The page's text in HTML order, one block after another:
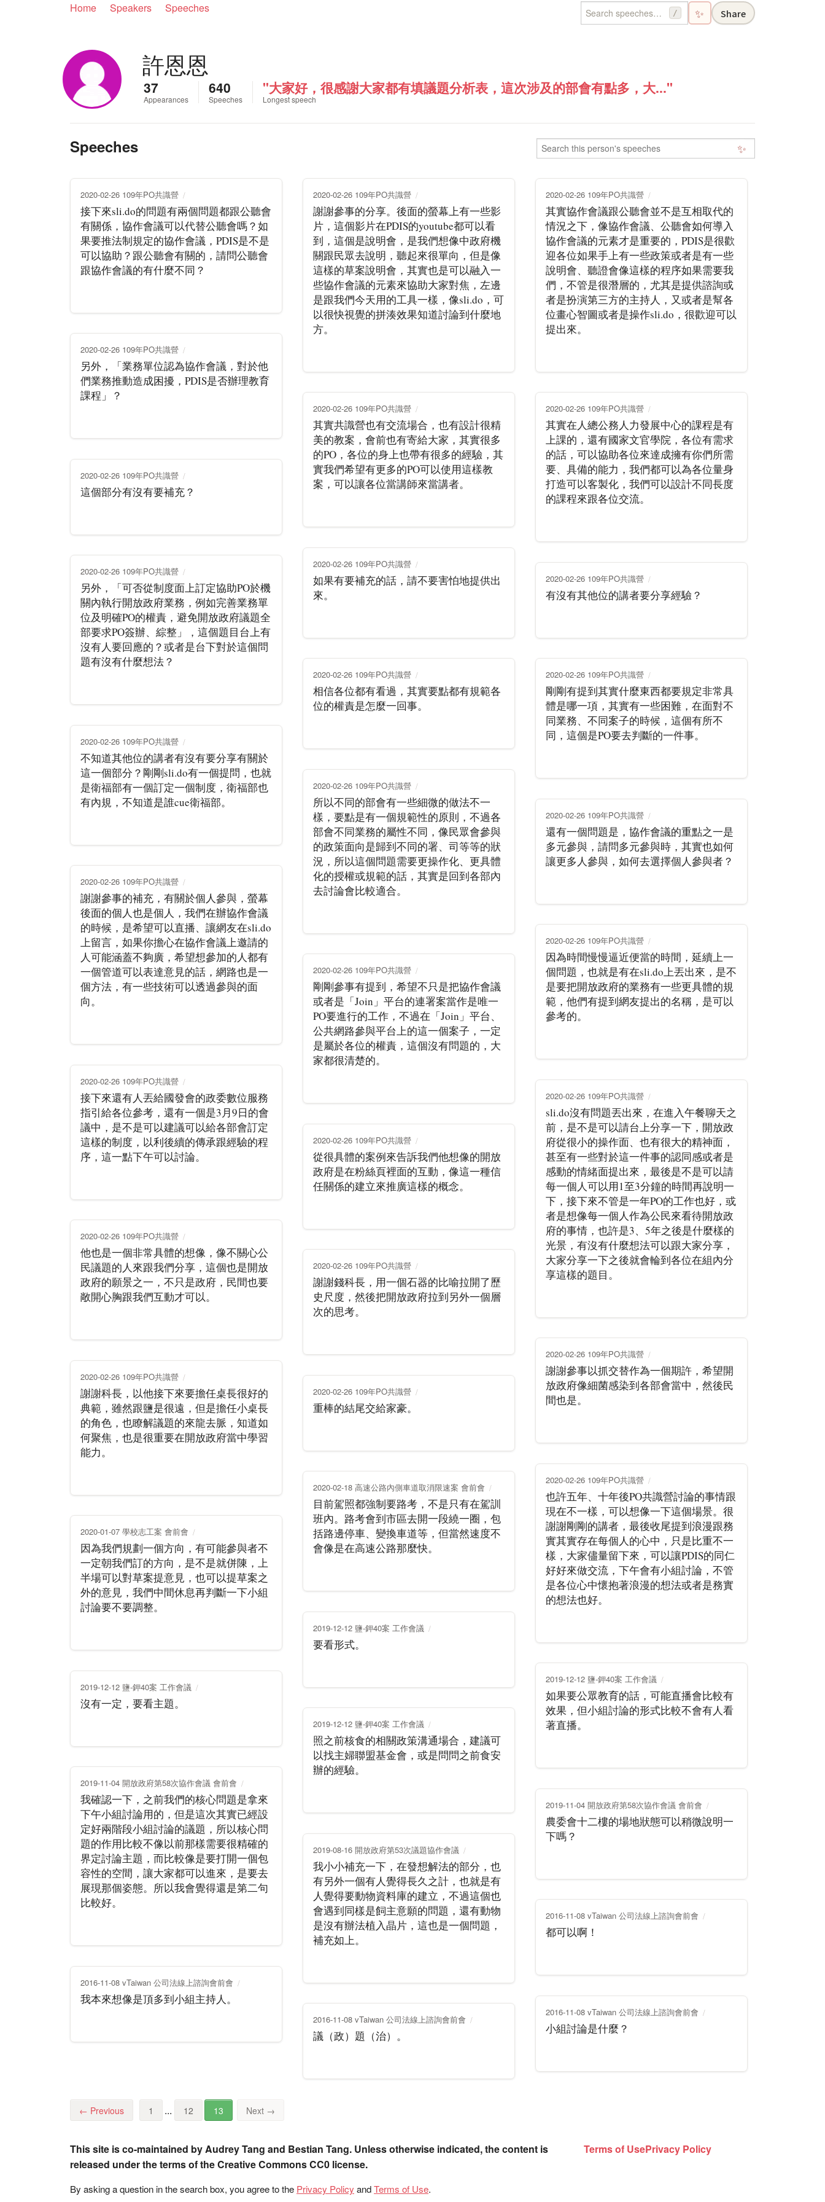
Home Speakers Speeches / ✨ Share
許恩恩
37
Appearances
640
Speeches
"大家好，很感謝大家都有填議題分析表，這次涉及的部會有點多，大..."
Longest speech
Speeches ✨
2020-02-26 109年PO共識營
接下來sli.do的問題有兩個問題都跟公聽會
有關係，協作會議可以代替公聽會嗎？如
果要推法制規定的協作會議，PDIS是不是
可以協助？跟公聽會有關的，請問公聽會
跟協作會議的有什麼不同？
2020-02-26 109年PO共識營
謝謝參事的分享。後面的螢幕上有一些影
片，這個影片在PDIS的youtube都可以看
到，這個是說明會，是我們想像中政府機
關跟民眾去說明，聽起來很單向，但是像
這樣的草案說明會，其實也是可以融入一
些協作會議的元素來協助大家對焦，左邊
是跟我們今天用的工具一樣，像sli.do，可
以很快視覺的拼湊效果知道討論到什麼地
方。
2020-02-26 109年PO共識營
其實協作會議跟公聽會並不是互相取代的
情況之下，像協作會議、公聽會如何導入
協作會議的元素才是重要的，PDIS是很歡
迎各位如果手上有一些政策或者是有一些
說明會、聽證會像這樣的程序如果需要我
們，不管是很潛層的，尤其是提供諮詢或
者是扮演第三方的主持人，又或者是幫各
位畫心智圖或者是操作sli.do，很歡迎可以
提出來。
2020-02-26 109年PO共識營
另外，「業務單位認為協作會議，對於他
們業務推動造成困擾，PDIS是否辦理教育
課程」？
2020-02-26 109年PO共識營
其實共識營也有交流場合，也有設計很精
美的教案，會前也有寄給大家，其實很多
的PO，各位的身上也帶有很多的經驗，其
實我們希望有更多的PO可以使用這樣教
案，可以讓各位當講師來當講者。
2020-02-26 109年PO共識營
其實在人總公務人力發展中心的課程是有
上課的，還有國家文官學院，各位有需求
的話，可以協助各位來達成擁有你們所需
要、具備的能力，我們都可以為各位量身
打造可以客製化，我們可以設計不同長度
的課程來跟各位交流。
2020-02-26 109年PO共識營
這個部分有沒有要補充？
2020-02-26 109年PO共識營
如果有要補充的話，請不要害怕地提供出
來。
2020-02-26 109年PO共識營
另外，「可否從制度面上訂定協助PO於機
關內執行開放政府業務，例如完善業務單
位及明確PO的權責，避免開放政府議題全
部要求PO簽辦、綜整」，這個題目台上有
沒有人要回應的？或者是台下對於這個問
題有沒有什麼想法？
2020-02-26 109年PO共識營
有沒有其他位的講者要分享經驗？
2020-02-26 109年PO共識營
相信各位都有看過，其實要點都有規範各
位的權責是怎麼一回事。
2020-02-26 109年PO共識營
剛剛有提到其實什麼東西都要規定非常具
體是哪一項，其實有一些困難，在面對不
同業務、不同案子的時候，這個有所不
同，這個是PO要去判斷的一件事。
2020-02-26 109年PO共識營
不知道其他位的講者有沒有要分享有關於
這一個部分？剛剛sli.do有一個提問，也就
是衛福部有一個訂定一個制度，衛福部也
有內規，不知道是誰cue衛福部。
2020-02-26 109年PO共識營
所以不同的部會有一些細微的做法不一
樣，要點是有一個規範性的原則，不過各
部會不同業務的屬性不同，像民眾會參與
的政策面向是歸到不同的署、司等等的狀
況，所以這個問題需要更操作化、更具體
化的授權或規範的話，其實是回到各部內
去討論會比較適合。
2020-02-26 109年PO共識營
還有一個問題是，協作會議的重點之一是
多元參與，請問多元參與時，其實也如何
讓更多人參與，如何去選擇個人參與者？
2020-02-26 109年PO共識營
謝謝參事的補充，有關於個人參與，螢幕
後面的個人也是個人，我們在辦協作會議
的時候，是希望可以直播、讓網友在sli.do
上留言，如果你擔心在協作會議上邀請的
人可能涵蓋不夠廣，希望想參加的人都有
一個管道可以表達意見的話，網路也是一
個方法，有一些技術可以透過參與的面
向。
2020-02-26 109年PO共識營
因為時間慢慢逼近便當的時間，延續上一
個問題，也就是有在sli.do上丟出來，是不
是要把開放政府的業務有一些更具體的規
範，他們有提到網友提出的名稱，是可以
參考的。
2020-02-26 109年PO共識營
剛剛參事有提到，希望不只是把協作會議
或者是「Join」平台的連署案當作是唯一
PO要進行的工作，不過在「Join」平台、
公共網路參與平台上的這一個案子，一定
是屬於各位的權責，這個沒有問題的，大
家都很清楚的。
2020-02-26 109年PO共識營
接下來還有人丟給國發會的政委數位服務
指引給各位參考，還有一個是3月9日的會
議中，是不是可以建議可以給各部會訂定
這樣的制度，以利後續的傳承跟經驗的程
序，這一點下午可以討論。
2020-02-26 109年PO共識營
sli.do沒有問題丟出來，在進入午餐聊天之
前，是不是可以請台上分享一下，開放政
府從很小的操作面、也有很大的精神面，
甚至有一些對於這一件事的認同感或者是
感動的情緒面提出來，最後是不是可以請
每一個人可以用1至3分鐘的時間再說明一
下，接下來不管是一年PO的工作也好，或
者是想像每一個人作為公民來看待開放政
府的事情，也許是3、5年之後是什麼樣的
光景，有沒有什麼想法可以跟大家分享，
大家分享一下之後就會輪到各位在組內分
享這樣的題目。
2020-02-26 109年PO共識營
從很具體的案例來告訴我們他想像的開放
政府是在粉絲頁裡面的互動，像這一種信
任關係的建立來推廣這樣的概念。
2020-02-26 109年PO共識營
他也是一個非常具體的想像，像不關心公
民議題的人來跟我們分享，這個也是開放
政府的願景之一，不只是政府，民間也要
敞開心胸跟我們互動才可以。
2020-02-26 109年PO共識營
謝謝錢科長，用一個石器的比喻拉開了歷
史尺度，然後把開放政府拉到另外一個層
次的思考。
2020-02-26 109年PO共識營
謝謝參事以抓交替作為一個期許，希望開
放政府像細菌感染到各部會當中，然後民
間也是。
2020-02-26 109年PO共識營
謝謝科長，以他接下來要擔任桌長很好的
典範，雖然跟鹽是很遠，但是擔任小桌長
的角色，也瞭解議題的來龍去脈，知道如
何聚焦，也是很重要在開放政府當中學習
能力。
2020-02-26 109年PO共識營
重棒的結尾交給家豪。
2020-02-26 109年PO共識營
也許五年、十年後PO共識營討論的事情跟
現在不一樣，可以想像一下這個場景。很
謝謝剛剛的講者，最後收尾提到浪漫跟務
實其實存在每個人的心中，只是比重不一
樣，大家儘量留下來，可以讓PDIS的同仁
好好來做交流，下午會有小組討論，不管
是各位心中懷抱著浪漫的想法或者是務實
的想法也好。
2020-02-18 高速公路內側車道取消限速案 會前會
目前駕照都強制要路考，不是只有在駕訓
班內。路考會到市區去開一段繞一圈，包
括路邊停車、變換車道等，但當然速度不
會像是在高速公路那麼快。
2020-01-07 學校志工案 會前會
因為我們規劃一個方向，有可能參與者不
一定朝我們訂的方向，是不是就併陳，上
半場可以對草案提意見，也可以提草案之
外的意見，我們中間休息再判斷一下小組
討論要不要調整。
2019-12-12 鹽-鉀40案 工作會議
要看形式。
2019-12-12 鹽-鉀40案 工作會議
如果要公眾教育的話，可能直播會比較有
效果，但小組討論的形式比較不會有人看
著直播。
2019-12-12 鹽-鉀40案 工作會議
沒有一定，要看主題。
2019-12-12 鹽-鉀40案 工作會議
照之前核食的相關政策溝通場合，建議可
以找主婦聯盟基金會，或是問問之前食安
辦的經驗。
2019-11-04 開放政府第58次協作會議 會前會
我確認一下，之前我們的核心問題是拿來
下午小組討論用的，但是這次其實已經設
定好兩階段小組討論的議題，所以核心問
題的作用比較不像以前那樣需要很精確的
界定討論主題，而比較像是要打開一個包
容性的空間，讓大家都可以進來，是要去
展現那個姿態。所以我會覺得還是第二句
比較好。
2019-11-04 開放政府第58次協作會議 會前會
農委會十二樓的場地狀態可以稍微說明一
下嗎？
2019-08-16 開放政府第53次議題協作會議
我小小補充一下，在發想解法的部分，也
有另外一個有人覺得長久之計，也就是有
人覺得要動物資料庫的建立，不過這個也
會遇到同樣是飼主意願的問題，還有動物
是沒有辦法植入晶片，這也是一個問題，
補充如上。
2016-11-08 vTaiwan 公司法線上諮詢會前會
都可以啊！
2016-11-08 vTaiwan 公司法線上諮詢會前會
我本來想像是頂多到小組主持人。
2016-11-08 vTaiwan 公司法線上諮詢會前會
小組討論是什麼？
2016-11-08 vTaiwan 公司法線上諮詢會前會
議（政）題（治）。
← Previous 1 ... 12 13 Next→
This site is co-maintained by Audrey Tang and Bestian Tang. Unless otherwise indicated, the content is
released under the terms of the Creative Commons CC0 license.
By asking a question in the search box, you agree to the Privacy Policy andTerms of Use.
Terms of UsePrivacy Policy